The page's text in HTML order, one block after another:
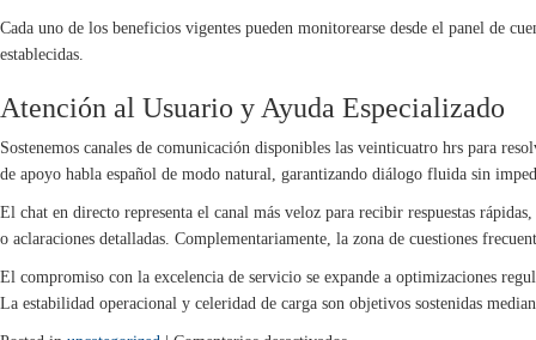
Cada uno de los beneficios vigentes pueden monitorearse desde el panel de
establecidas.
Atención al Usuario y Ayuda Especializado
Sostenemos canales de comunicación disponibles las veinticuatro hrs para
de apoyo habla español de modo natural, garantizando diálogo fluida sin
El chat en directo representa el canal más veloz para recibir respuestas
o aclaraciones detalladas. Complementariamente, la zona de cuestiones
El compromiso con la excelencia de servicio se expande a optimizaciones
La estabilidad operacional y celeridad de carga son objetivos sostenidas